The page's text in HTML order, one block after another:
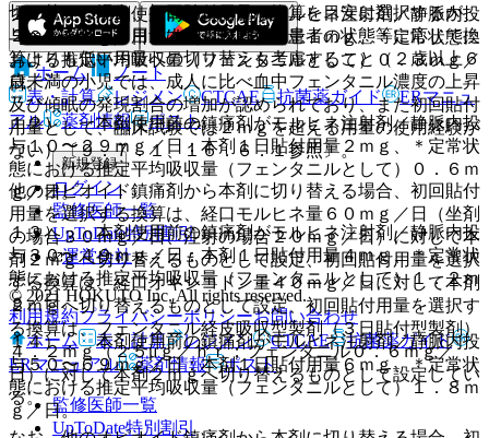
１１）． 本剤使用前の鎮痛剤がモルヒネ注射剤／静脈内投
与６〜９ｍｇ／日：本剤１日貼付用量１ｍｇ、＊定常状態に
おける推定平均吸収量（フェンタニルとして）０．３ｍｇ／
日。
１２）． 本剤使用前の鎮痛剤がモルヒネ注射剤／静脈内投
与１０〜２９ｍｇ／日：本剤１日貼付用量２ｍｇ、＊定常状
態における推定平均吸収量（フェンタニルとして）０．６ｍ
ｇ／日。
１３）． 本剤使用前の鎮痛剤がモルヒネ注射剤／静脈内投
与３０〜４９ｍｇ／日：本剤１日貼付用量４ｍｇ、＊定常状
態における推定平均吸収量（フェンタニルとして）１．２ｍ
ｇ／日。
１４）． 本剤使用前の鎮痛剤がモルヒネ注射剤／静脈内投
与５０〜６９ｍｇ／日：本剤１日貼付用量６ｍｇ、＊定常状
態における推定平均吸収量（フェンタニルとして）１．８ｍ
ｇ／日。
切り替える場合、初回貼付用量は換算を目安に選択するが、
２ｍｇを超える用量は推奨されず、患者の状態等に応じて換
算よりも低い用量への切り替えも考慮すること（２歳以上６
歳未満の小児では、成人に比べ血中フェンタニル濃度の上昇
及び傾眠の発現割合の増加が認められており、また初回貼付
用量として、臨床試験では２ｍｇを超える用量の使用経験が
ない）〔９．７．１、１６．６．１参照〕。
他のオピオイド鎮痛剤から本剤に切り替える場合、初回貼付
用量を選択する換算は、経口モルヒネ量６０ｍｇ／日（坐剤
の場合３０ｍｇ／日、注射の場合２０ｍｇ／日）に対して本
剤２ｍｇへ切り替えるものとして設定、初回貼付用量を選択
する換算は、経口オキシコドン量４０ｍｇ／日に対して本剤
２ｍｇへ切り替えるものとして設定、初回貼付用量を選択す
る換算は、フェンタニル経皮吸収型製剤（３日貼付型製剤）
４．２ｍｇ（２５μｇ／ｈｒ；フェンタニル０．６ｍｇ／
日）に対して本剤２ｍｇへ切り替えるものとして設定してい
る。
ホーム
ノート
表・計算
レジメン CTCAE 抗菌薬ガイド
ERマニュ
アル
薬剤情報 ポスト
新規登録
ログイン
監修医師一覧
UpToDate特別割引
運営会社
© 2021 HOKUTO Inc. All rights reserved.
利用規約プライバシーポリシーお問い合わせ
ホーム
表・計算 レジメン CTCAE
抗菌薬ガイド
ERマニュアル
薬剤情報 ポスト
監修医師一覧
UpToDate特別割引